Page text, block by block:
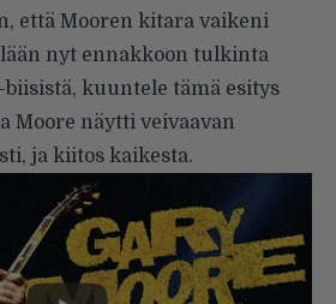
että Mooren kitara vaikeni
nyt ennakkoon tulkinta
-biisistä, kuuntele tämä esitys
Moore näytti veivaavan
ja kiitos kaikesta.